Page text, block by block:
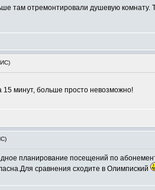
там отремонтировали душевую комнату.
15 минут, больше просто невозможно!
планирование посещений по
сравнения сходите в Олимпиский